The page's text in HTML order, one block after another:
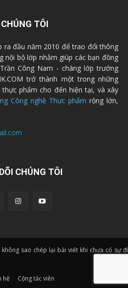
TÔI
ra đầu năm 2010 để trao đổi thông
nội bộ lớp nhằm giúp các bạn đồng
Công Nam - chàng lớp trưởng
trở thành một trong những
phẩm cho đến hiện tại, và xây
Công nghệ Thực phẩm rộng lớn,
CHÚNG TÔI
sao chép lại bài viết khi chưa có sự
hệ Cộng tác viên